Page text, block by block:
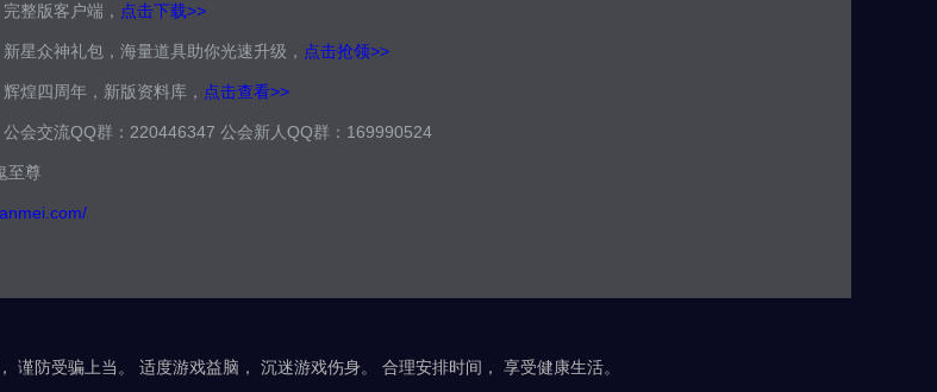
完整版客户端， 点击下载>>
新星众神礼包，海量道具助你光速升级， 点击抢领>>
辉煌四周年，新版资料库， 点击查看>>
公会交流QQ群：220446347 公会新人QQ群：169990524
至尊
谨防受骗上当。 适度游戏益脑， 沉迷游戏伤身。 合理安排时间， 享受健康生活。